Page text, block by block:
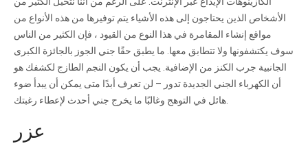
الأشخاص الذين يحتاجون إلى هذه الأشياء يتم توفيرها من هذه الأنواع من
مواقع إنشاء المقامرة في هذا النوع من القيود ، فإن الكثير من الناس
سوف يكتشفونها ولا تتطابق معها. ما يطبق حقًا جني الجوز بالجائزة الكبرى
الجانبية جرب الكنز من الإضافية. يجب أن يكون النجم الطازج لكشفك هو
أن الكهرباء الجني الجديدة تدور – لن تعرف أبدًا متى يمكن أن يبدأ ضوء
عزر